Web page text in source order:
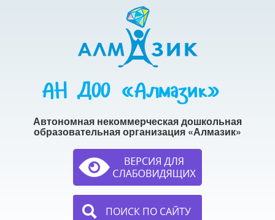
АН ДОО «Алмазик»
Автономная некоммерческая дошкольная
образовательная организация «Алмазик»
ПОИСК ПО САЙТУ